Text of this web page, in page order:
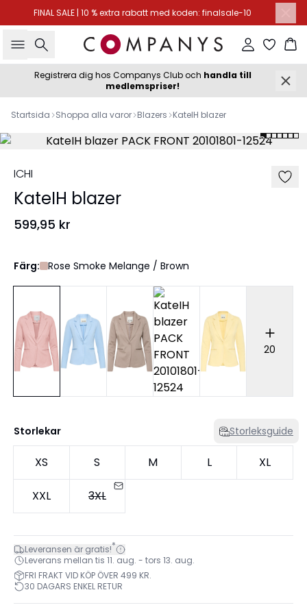
FINAL SALE | 10 % extra rabatt med koden: finalsale-10
Sök Logga in
Registrera dig hos Companys Club och handla till
medlemspriser!
Startsida Shoppa alla varor Blazers KateIH blazer
ICHI
KateIH blazer
599,95 kr
Färg: Rose Smoke Melange / Brown
20
Storlekar Storleksguide
XS S M L XL
XXL 3XL
Leveransen är gratis!*
Leverans mellan tis 11. aug. - tors 13. aug.
FRI FRAKT VID KÖP ÖVER 499 KR.
30 DAGARS ENKEL RETUR